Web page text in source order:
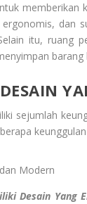
dan
itu, ruang
sejumlah
Modern
Desain Yang